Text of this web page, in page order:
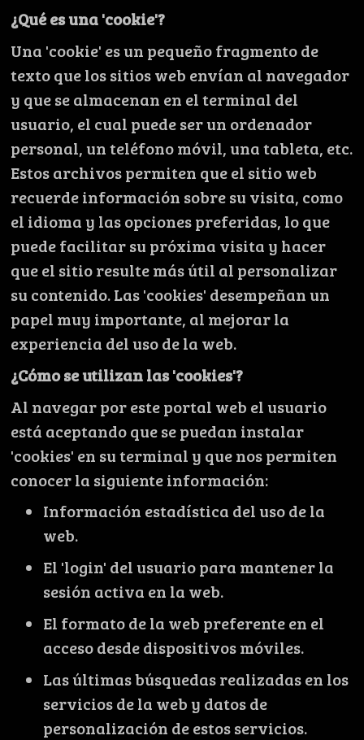
¿Qué es una 'cookie'?
Una 'cookie' es un pequeño fragmento de
texto que los sitios web envían al navegador
y que se almacenan en el terminal del
usuario, el cual puede ser un ordenador
personal, un teléfono móvil, una tableta, etc.
Estos archivos permiten que el sitio web
recuerde información sobre su visita, como
el idioma y las opciones preferidas, lo que
puede facilitar su próxima visita y hacer
que el sitio resulte más útil al personalizar
su contenido. Las 'cookies' desempeñan un
papel muy importante, al mejorar la
experiencia del uso de la web.
¿Cómo se utilizan las 'cookies'?
Al navegar por este portal web el usuario
está aceptando que se puedan instalar
'cookies' en su terminal y que nos permiten
conocer la siguiente información:
Información estadística del uso de la
web.
El 'login' del usuario para mantener la
sesión activa en la web.
El formato de la web preferente en el
acceso desde dispositivos móviles.
Las últimas búsquedas realizadas en los
servicios de la web y datos de
personalización de estos servicios.